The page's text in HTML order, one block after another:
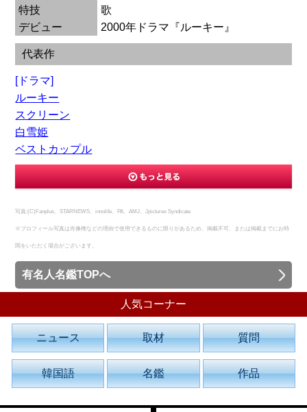
特技
歌
デビュー
2000年ドラマ『ルーキー』
代表作
[ドラマ]
ルーキー
スクリーン
白雪姫
ベストカップル
写真:(C)Fanplus、STARNEWS、innolife、PA、AMJ、Jpictures Syndicate
※プロフィール写真は肖像権などの理由で使用できるものに限りがあるため、掲載不可、または掲載までにお時
間をいただく場合がございます。
有名人名鑑TOPへ
人気コーナー
ニュース 取材 質問
韓国語 名鑑 作品